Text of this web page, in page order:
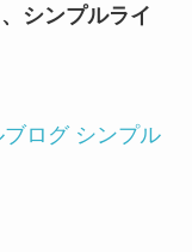
シンプルライ